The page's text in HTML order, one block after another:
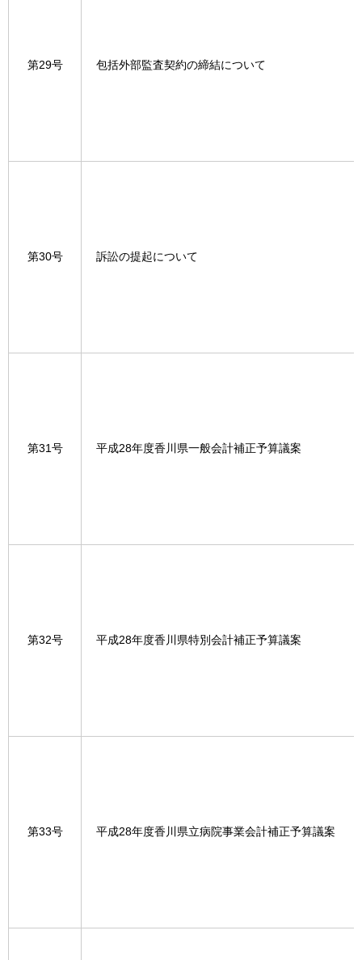
第29号 包括外部監査契約の締結について
第30号 訴訟の提起について
第31号 平成28年度香川県一般会計補正予算議案
第32号 平成28年度香川県特別会計補正予算議案
第33号 平成28年度香川県立病院事業会計補正予算議案